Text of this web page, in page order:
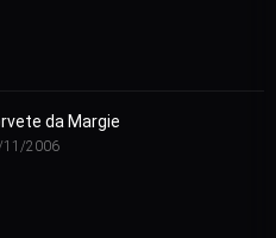
da Margie
11/2006